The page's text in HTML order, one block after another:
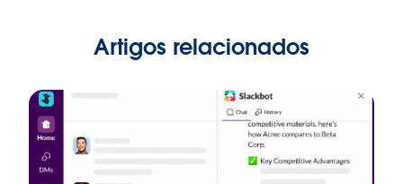
Artigos relacionados